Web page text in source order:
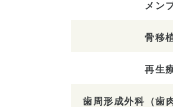
メン
骨移
再生
歯周形成外科（歯